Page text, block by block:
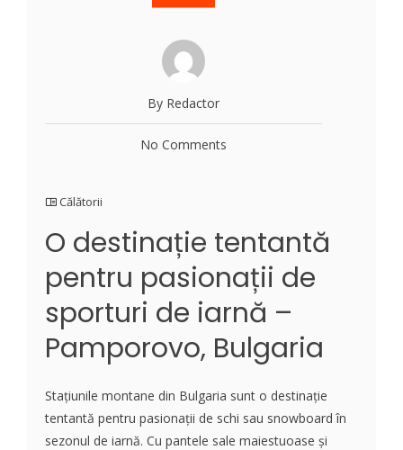
By Redactor
No Comments
Călătorii
O destinație tentantă
pentru pasionații de
sporturi de iarnă –
Pamporovo, Bulgaria
Stațiunile montane din Bulgaria sunt o destinație
tentantă pentru pasionații de schi sau snowboard în
sezonul de iarnă. Cu pantele sale maiestuoase și